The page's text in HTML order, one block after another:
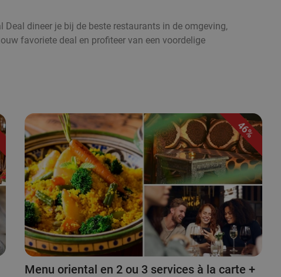
dineer je bij de beste restaurants in de omgeving,
favoriete deal en profiteer van een voordelige
46%
Menu oriental en 2 ou 3 services à la carte +